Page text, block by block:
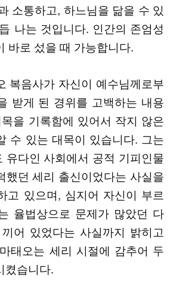
소통하고, 하느님을 닮을 수 있
나는 것입니다. 인간의 존엄성
바로 섰을 때 가능합니다.
복음사가 자신이 예수님께로부
받게 된 경위를 고백하는 내용
을 기록함에 있어서 작지 않은
수 있는 대목이 있습니다. 그는
유다인 사회에서 공적 기피인물
했던 세리 출신이었다는 사실을
고 있으며, 심지어 자신이 부르
율법상으로 문제가 많았던 다
어 있었다는 사실까지 밝히고
태오는 세리 시절에 감추어 두
켰습니다.